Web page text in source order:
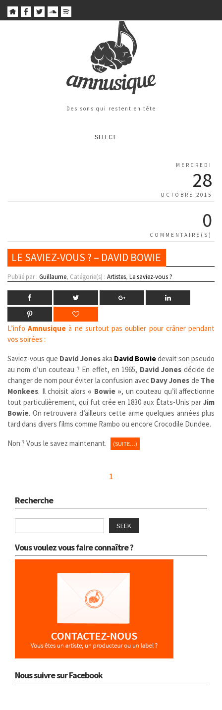
Des sons qui restent en tête
SELECT
MERCREDI
28
OCTOBRE 2015
0
COMMENTAIRE(S)
LE SAVIEZ-VOUS ? – DAVID BOWIE
Publié par : Guillaume, Catégorie(s) : Artistes, Le saviez-vous ?
L’infoAmnusique à ne surtout pas oublier pour crâner pendant
vos soirées :
Saviez-vous que David Jonesaka David Bowiedevait son pseudo
au nom d’un couteau ? En effet, en 1965, David Jones décide de
changer de nom pour éviter la confusion avec Davy Jones de The
Monkees. Il choisit alors « Bowie », un couteau qu’il affectionne
tout particulièrement, qui fut crée en 1830 aux États-Unis par Jim
Bowie. On retrouvera d’ailleurs cette arme quelques années plus
tard dans divers films comme Rambo ou encore Crocodile Dundee.
Non ? Vous le savez maintenant. (SUITE…)
1
Recherche
SEEK
Vous voulez vous faire connaître ?
Nous suivre sur Facebook